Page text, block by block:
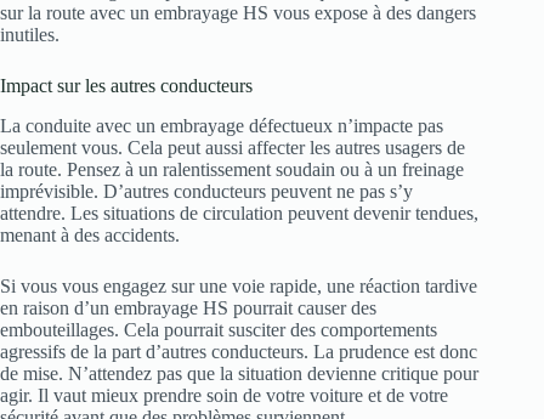
sur la route avec un embrayage HS vous expose à des dangers
inutiles.
Impact sur les autres conducteurs
La conduite avec un embrayage défectueux n’impacte pas
seulement vous. Cela peut aussi affecter les autres usagers de
la route. Pensez à un ralentissement soudain ou à un freinage
imprévisible. D’autres conducteurs peuvent ne pas s’y
attendre. Les situations de circulation peuvent devenir tendues,
menant à des accidents.
Si vous vous engagez sur une voie rapide, une réaction tardive
en raison d’un embrayage HS pourrait causer des
embouteillages. Cela pourrait susciter des comportements
agressifs de la part d’autres conducteurs. La prudence est donc
de mise. N’attendez pas que la situation devienne critique pour
agir. Il vaut mieux prendre soin de votre voiture et de votre